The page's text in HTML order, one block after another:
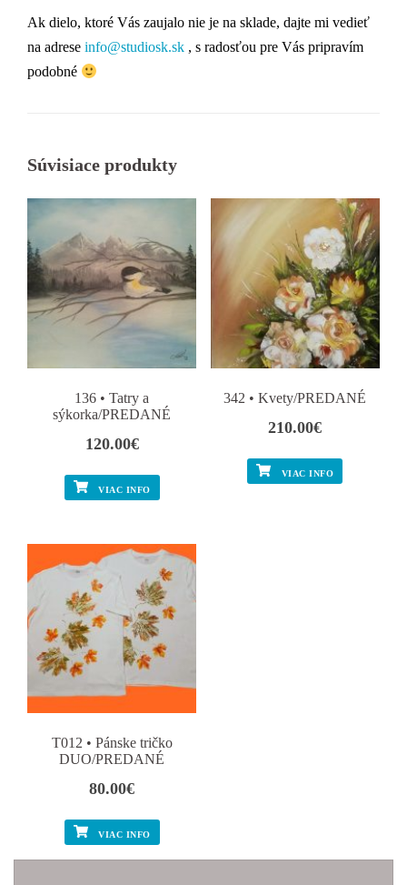
Ak dielo, ktoré Vás zaujalo nie je na sklade, dajte mi vedieť
na adrese info@studiosk.sk , s radosťou pre Vás pripravím
podobné
Súvisiace produkty
136 • Tatry a
sýkorka/PREDANÉ
120.00€
VIAC INFO
342 • Kvety/PREDANÉ
210.00€
VIAC INFO
T012 • Pánske tričko
DUO/PREDANÉ
80.00€
VIAC INFO